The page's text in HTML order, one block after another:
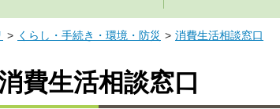
くらし・手続き・環境・防災 消費生活相談窓口
費生活相談窓口